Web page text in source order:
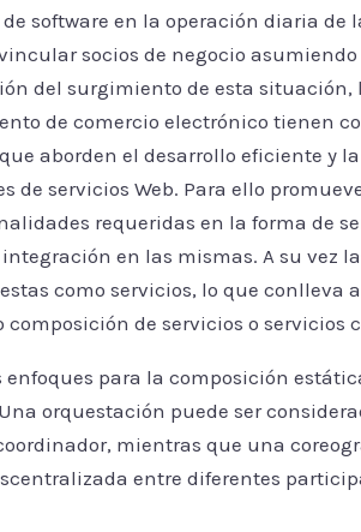
software en la operación diaria de
socios de negocio
del surgimiento de esta situación,
de comercio electrónico tienen
aborden el desarrollo eficiente y
de servicios Web. Para ello
requeridas en la forma de
en las mismas. A su vez
como servicios, lo que conlleva
de servicios o servicios
para la composición
orquestación puede ser
mientras que una
entre diferentes